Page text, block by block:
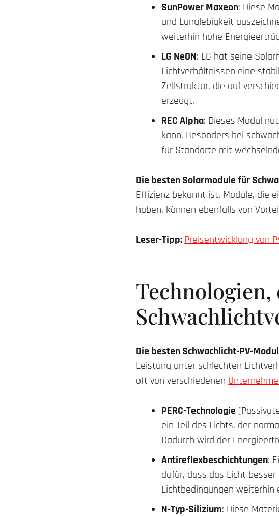
SunPower Maxeon: Diese
und Langlebigkeit
weiterhin hohe
LG NeON: LG hat seine
Lichtverhältnissen eine
Zellstruktur, die auf
erzeugt.
REC Alpha: Dieses Modul
kann. Besonders bei
für Standorte mit
Die besten Solarmodule für
Effizienz bekannt ist. Module, die
haben, können ebenfalls von
Leser-Tipp:Preisentwicklung von
Technologien,
Die besten Schwachlicht-PV-
Leistung unter schlechten
oft von verschiedenen
PERC-Technologie
ein Teil des Lichts, der
Dadurch wird der
Antireflexbeschichtungen:
dafür, dass das Licht
Lichtbedingungen
N-Typ-Silizium: Diese